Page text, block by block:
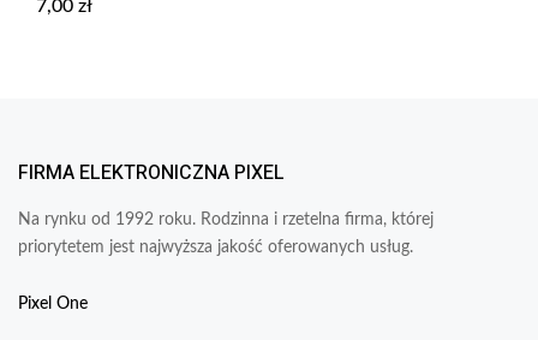
7,00 zł
FIRMA ELEKTRONICZNA PIXEL
Na rynku od 1992 roku. Rodzinna i rzetelna firma, której
priorytetem jest najwyższa jakość oferowanych usług.
Pixel One